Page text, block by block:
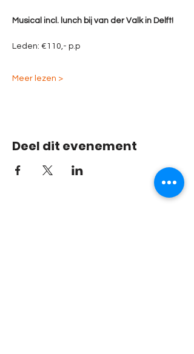
Musical incl. lunch bij van der Valk in Delft!
Leden: €110,- p.p
Meer lezen >
Deel dit evenement